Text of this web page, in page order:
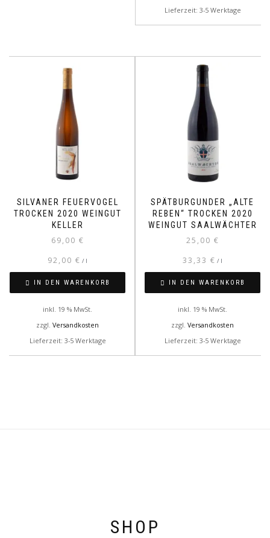
Lieferzeit: 3-5 Werktage
SILVANER FEUERVOGEL
TROCKEN 2020 WEINGUT
KELLER
69,00 €
92,00 € / l
IN DEN WARENKORB
inkl. 19 % MwSt.
zzgl. Versandkosten
Lieferzeit: 3-5 Werktage
SPÄTBURGUNDER „ALTE
REBEN“ TROCKEN 2020
WEINGUT SAALWÄCHTER
25,00 €
33,33 € / l
IN DEN WARENKORB
inkl. 19 % MwSt.
zzgl. Versandkosten
Lieferzeit: 3-5 Werktage
SHOP